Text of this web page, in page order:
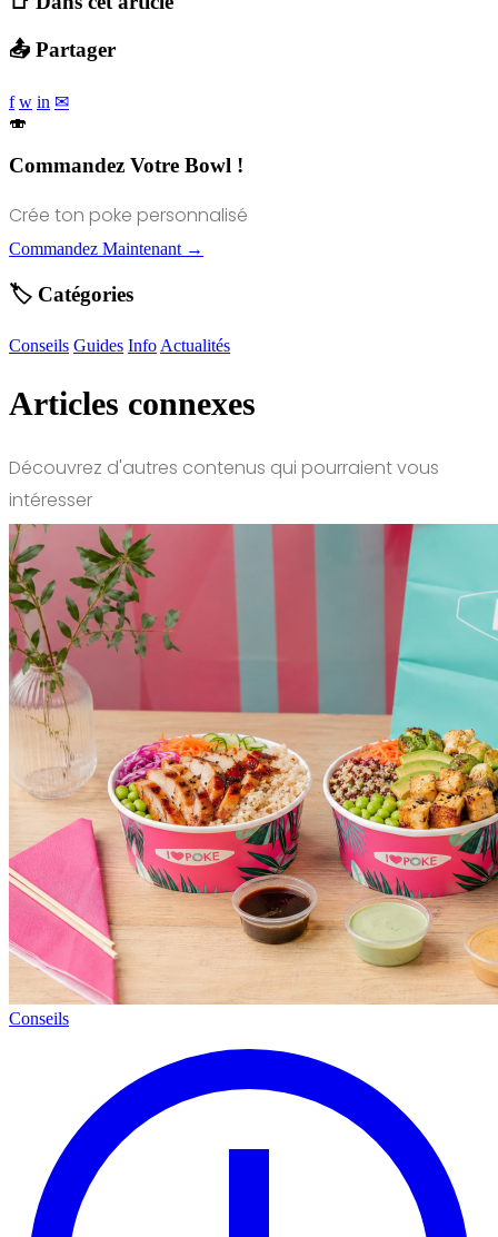
📤 Partager
f w in ✉
🍣
Commandez Votre Bowl !
Crée ton poke personnalisé
Commandez Maintenant →
🏷️ Catégories
Conseils Guides Info Actualités
Articles connexes
Découvrez d'autres contenus qui pourraient vous
intéresser
Conseils